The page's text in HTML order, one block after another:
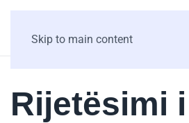
Skip to main content
Rijetësimi i